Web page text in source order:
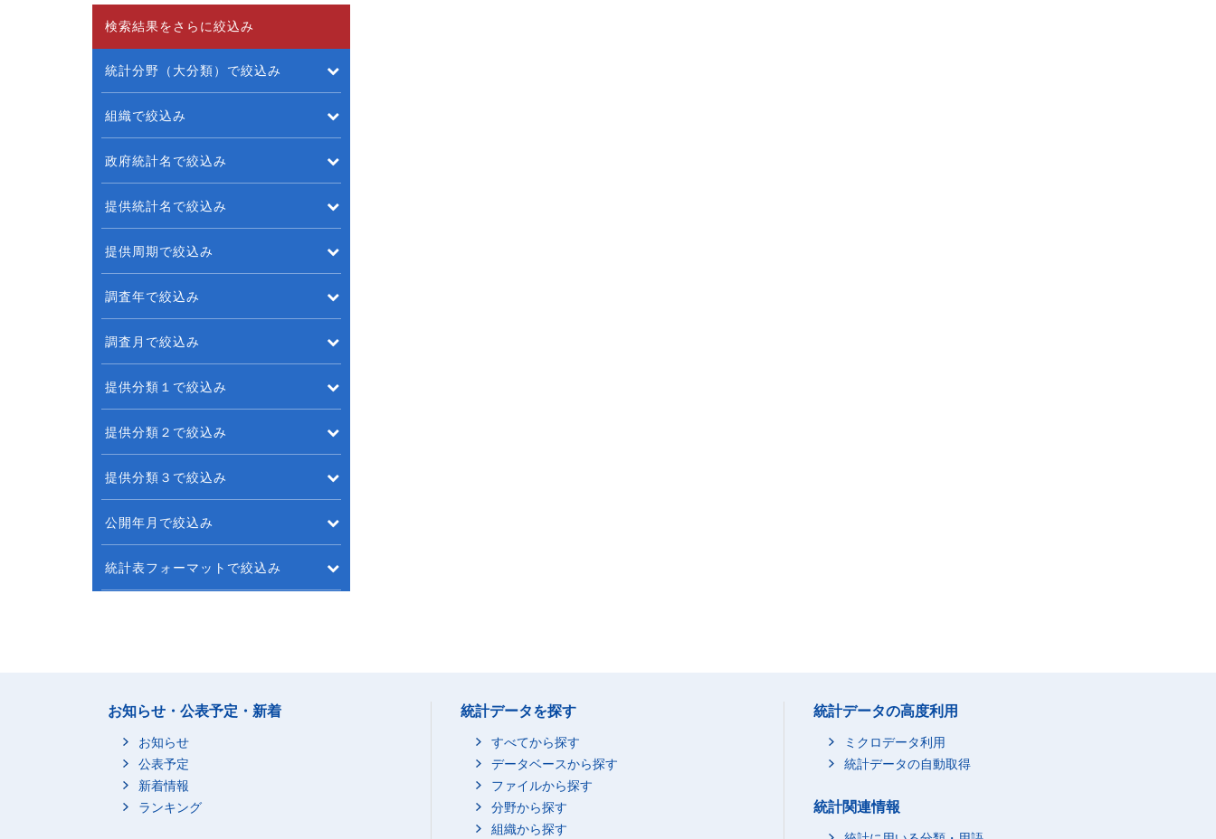
検索結果をさらに絞込み
統計分野（大分類）で絞込み
組織で絞込み
政府統計名で絞込み
提供統計名で絞込み
提供周期で絞込み
調査年で絞込み
調査月で絞込み
提供分類１で絞込み
提供分類２で絞込み
提供分類３で絞込み
公開年月で絞込み
統計表フォーマットで絞込み
お知らせ・公表予定・新着
お知らせ
公表予定
新着情報
ランキング
統計データを探す
すべてから探す
データベースから探す
ファイルから探す
分野から探す
組織から探す
統計データの高度利用
ミクロデータ利用
統計データの自動取得
統計関連情報